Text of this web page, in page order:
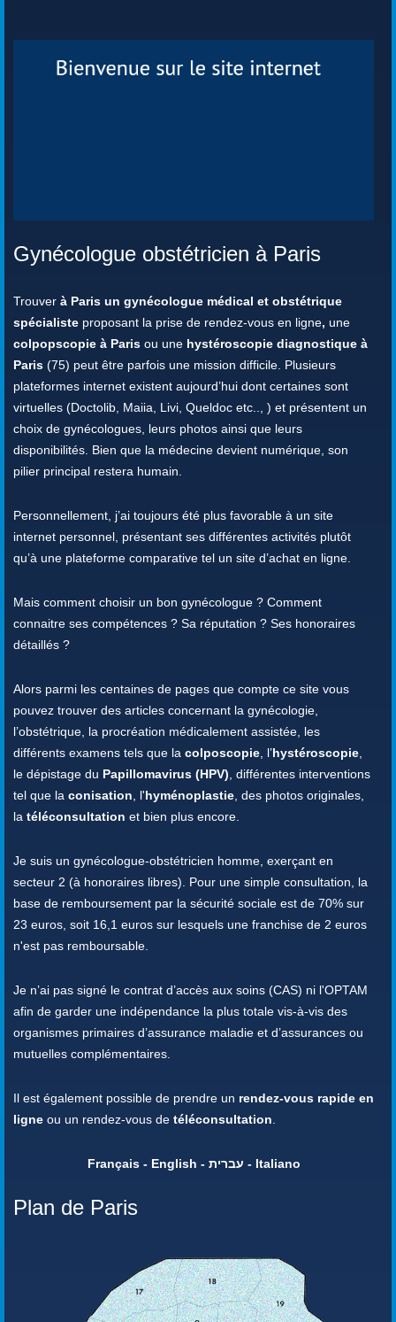
Gynécologue obstétricien à Paris
Trouver à Paris un gynécologue médical et obstétrique
spécialiste proposant la prise de rendez-vous en ligne, une
colpopscopie à Paris ou une hystéroscopie diagnostique à
Paris (75) peut être parfois une mission difficile. Plusieurs
plateformes internet existent aujourd’hui dont certaines sont
virtuelles (Doctolib, Maiia, Livi, Queldoc etc.., ) et présentent un
choix de gynécologues, leurs photos ainsi que leurs
disponibilités. Bien que la médecine devient numérique, son
pilier principal restera humain.
Personnellement, j’ai toujours été plus favorable à un site
internet personnel, présentant ses différentes activités plutôt
qu’à une plateforme comparative tel un site d’achat en ligne.
Mais comment choisir un bon gynécologue ? Comment
connaitre ses compétences ? Sa réputation ? Ses honoraires
détaillés ?
Alors parmi les centaines de pages que compte ce site vous
pouvez trouver des articles concernant la gynécologie,
l’obstétrique, la procréation médicalement assistée, les
différents examens tels que la colposcopie, l’hystéroscopie,
le dépistage du Papillomavirus (HPV), différentes interventions
tel que la conisation, l'hyménoplastie, des photos originales,
la téléconsultation et bien plus encore.
Je suis un gynécologue-obstétricien homme, exerçant en
secteur 2 (à honoraires libres). Pour une simple consultation, la
base de remboursement par la sécurité sociale est de 70% sur
23 euros, soit 16,1 euros sur lesquels une franchise de 2 euros
n'est pas remboursable.
Je n’ai pas signé le contrat d’accès aux soins (CAS) ni l'OPTAM
afin de garder une indépendance la plus totale vis-à-vis des
organismes primaires d’assurance maladie et d’assurances ou
mutuelles complémentaires.
Il est également possible de prendre un rendez-vous rapide en
ligne ou un rendez-vous de téléconsultation.
Français - English - עברית - Italiano
Plan de Paris